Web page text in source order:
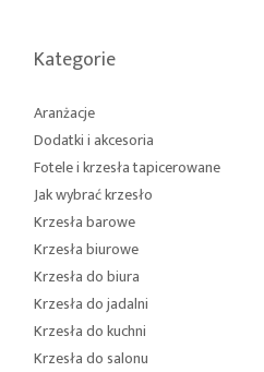
Kategorie
Aranżacje
Dodatki i akcesoria
Fotele i krzesła tapicerowane
Jak wybrać krzesło
Krzesła barowe
Krzesła biurowe
Krzesła do biura
Krzesła do jadalni
Krzesła do kuchni
Krzesła do salonu